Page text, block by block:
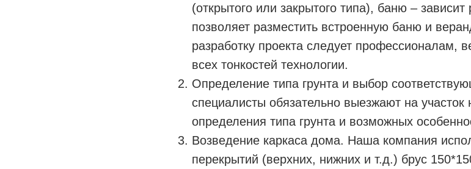
(открытого или закрытого типа), баню –
позволяет разместить встроенную баню и
разработку проекта следует профессионалам,
всех тонкостей технологии.
Определение типа грунта и выбор
специалисты обязательно выезжают на участок
определения типа грунта и возможных
Возведение каркаса дома. Наша компания
перекрытий (верхних, нижних и т.д.) брус